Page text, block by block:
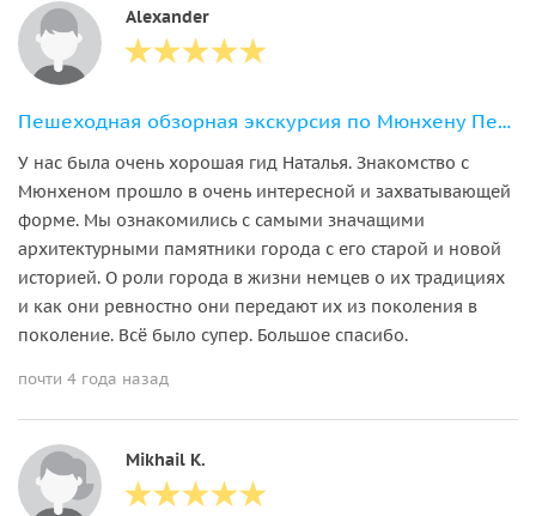
Alexander
Пешеходная обзорная экскурсия по Мюнхену Первое знакомство
У нас была очень хорошая гид Наталья. Знакомство с
Мюнхеном прошло в очень интересной и захватывающей
форме. Мы ознакомились с самыми значащими
архитектурными памятники города с его старой и новой
историей. О роли города в жизни немцев о их традициях
и как они ревностно они передают их из поколения в
поколение. Всё было супер. Большое спасибо.
почти 4 года назад
Mikhail K.